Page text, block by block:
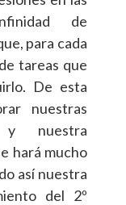
de
para cada
tareas que
De esta
nuestras
y nuestra
hará mucho
así nuestra
del 2º